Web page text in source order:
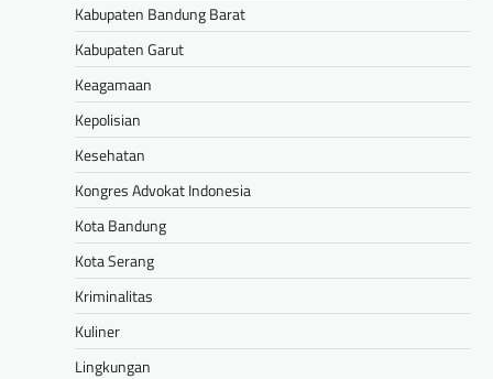
Kabupaten Bandung Barat
Kabupaten Garut
Keagamaan
Kepolisian
Kesehatan
Kongres Advokat Indonesia
Kota Bandung
Kota Serang
Kriminalitas
Kuliner
Lingkungan